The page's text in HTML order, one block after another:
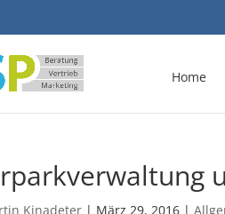
Home
Kinadeter | März 29, 2016 |